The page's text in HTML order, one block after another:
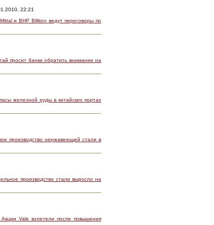
22:21
и BHP Billiton ведут переговоры по
просит банки обратить внимание на
железной руды в китайских портах
производство нержавеющей стали в
производство стали выросло на
Vale взлетели после повышения